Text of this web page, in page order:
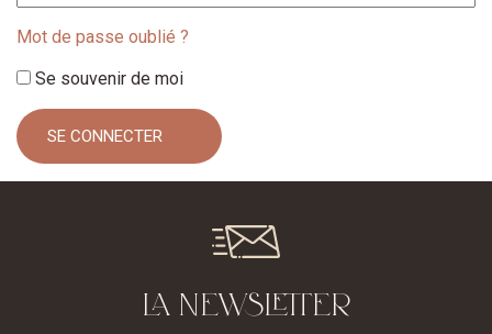
Mot de passe oublié ?
Se souvenir de moi
LA NEWSLETTER